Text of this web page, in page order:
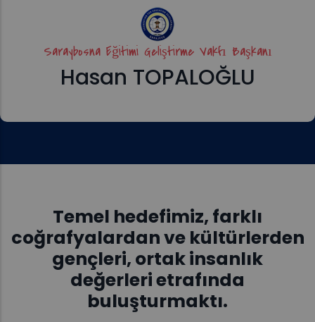
Saraybosna Eğitimi Geliştirme Vakfı Başkanı
Hasan TOPALOĞLU
Temel hedefimiz, farklı
coğrafyalardan ve kültürlerden
gençleri, ortak insanlık
değerleri etrafında
buluşturmaktı.